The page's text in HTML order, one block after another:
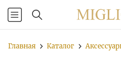
Главная Каталог